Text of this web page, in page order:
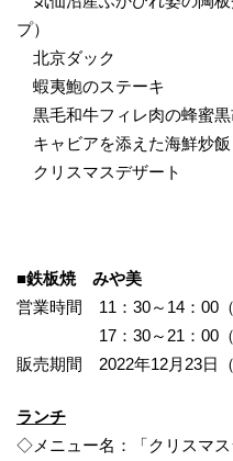
プ）
北京ダック
蝦夷鮑のステーキ
黒毛和牛フィレ肉の蜂蜜黒
キャビアを添えた海鮮炒飯
クリスマスデザート
■鉄板焼 みや美
営業時間 11：30～14：00（
17：30～21：00（
販売期間 2022年12月23日（
ランチ
◇メニュー名：「クリスマス